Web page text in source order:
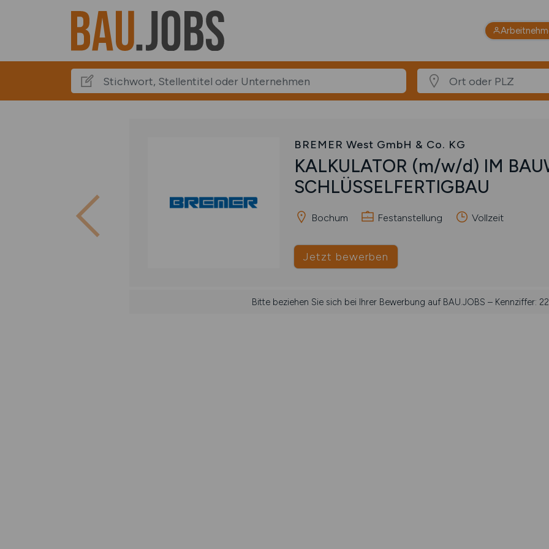
BREMER West GmbH & Co. KG
KALKULATOR (m/w/d) IM
SCHLÜSSELFERTIGBAU
Bochum Festanstellung Vollzeit
Jetzt bewerben
Bitte beziehen Sie sich bei Ihrer Bewerbung auf BAU.JOBS – Kennziffer: